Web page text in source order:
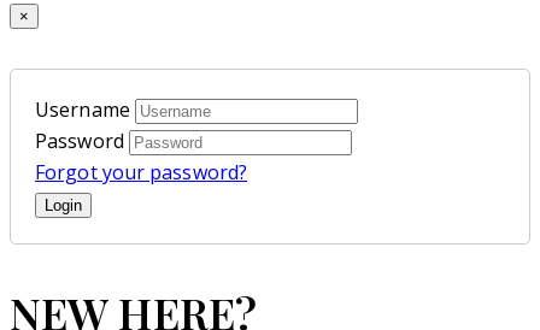
×
Username
Password
Forgot your password?
NEW HERE?